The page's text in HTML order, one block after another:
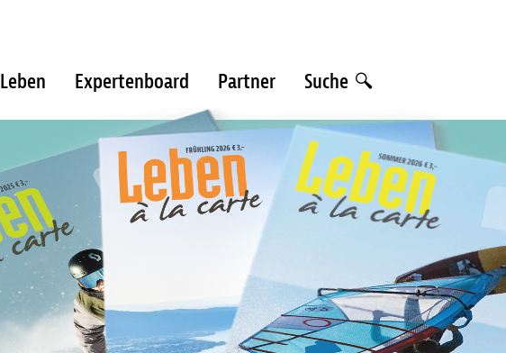
Leben Expertenboard Partner Suche